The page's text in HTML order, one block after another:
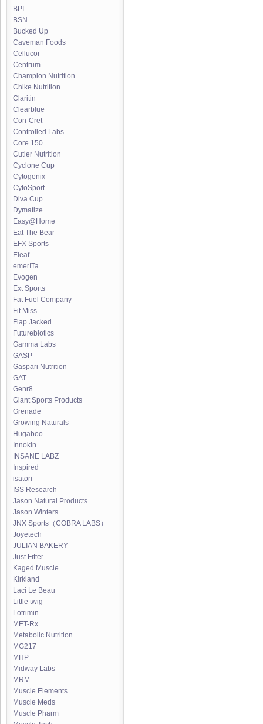
BPI
BSN
Bucked Up
Caveman Foods
Cellucor
Centrum
Champion Nutrition
Chike Nutrition
Claritin
Clearblue
Con-Cret
Controlled Labs
Core 150
Cutler Nutrition
Cyclone Cup
Cytogenix
CytoSport
Diva Cup
Dymatize
Easy@Home
Eat The Bear
EFX Sports
Eleaf
emerITa
Evogen
Ext Sports
Fat Fuel Company
Fit Miss
Flap Jacked
Futurebiotics
Gamma Labs
GASP
Gaspari Nutrition
GAT
Genr8
Giant Sports Products
Grenade
Growing Naturals
Hugaboo
Innokin
INSANE LABZ
Inspired
isatori
ISS Research
Jason Natural Products
Jason Winters
JNX Sports（COBRA LABS）
Joyetech
JULIAN BAKERY
Just Fitter
Kaged Muscle
Kirkland
Laci Le Beau
Little twig
Lotrimin
MET-Rx
Metabolic Nutrition
MG217
MHP
Midway Labs
MRM
Muscle Elements
Muscle Meds
Muscle Pharm